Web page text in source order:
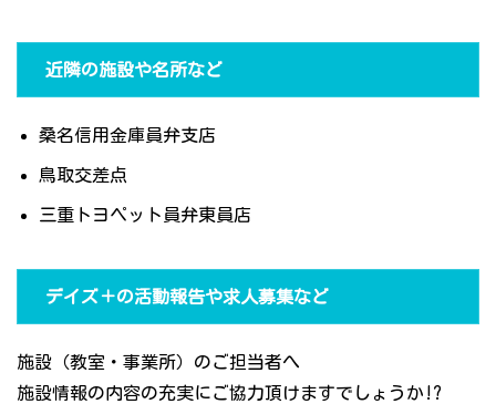
近隣の施設や名所など
桑名信用金庫員弁支店
鳥取交差点
三重トヨペット員弁東員店
デイズ＋の活動報告や求人募集など
施設（教室・事業所）のご担当者へ
施設情報の内容の充実にご協力頂けますでしょうか!?